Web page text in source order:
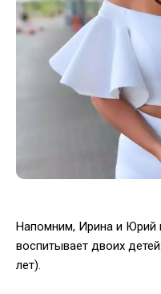
Напомним, Ирина и Юрий
воспитывает двоих
лет).